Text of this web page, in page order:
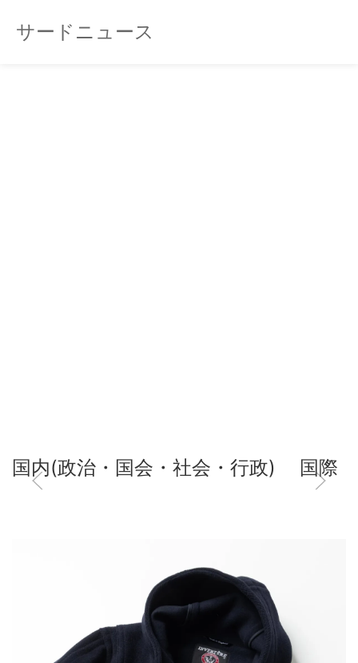
サードニュース
国内(政治・国会・社会・行政) 国際